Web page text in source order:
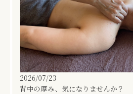
2026/07/23
背中の厚み、気になりませんか？